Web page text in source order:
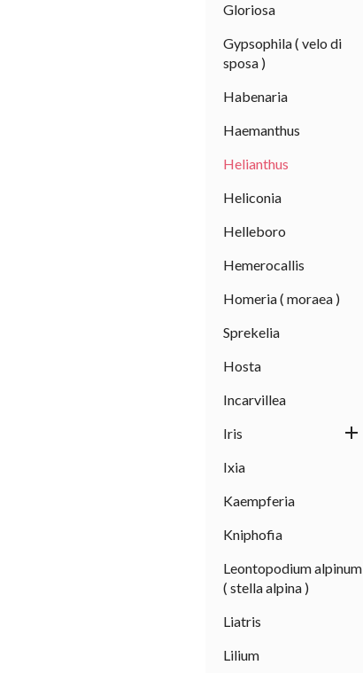
Gloriosa
Gypsophila ( velo di
sposa )
Habenaria
Haemanthus
Helianthus
Heliconia
Helleboro
Hemerocallis
Homeria ( moraea )
Sprekelia
Hosta
Incarvillea
Iris

Ixia
Kaempferia
Kniphofia
Leontopodium alpinum
( stella alpina )
Liatris
Lilium